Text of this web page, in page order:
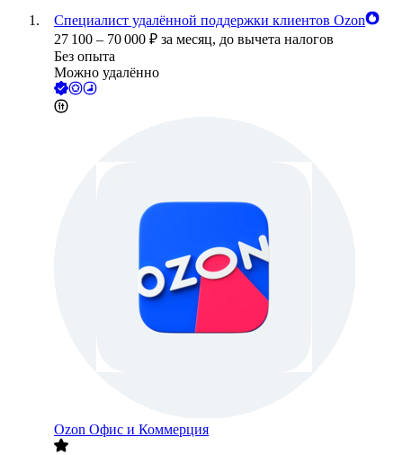
Специалист удалённой поддержки клиентов Ozon
27 100 – 70 000 ₽ за месяц, до вычета налогов
Без опыта
Можно удалённо
Ozon Офис и Коммерция